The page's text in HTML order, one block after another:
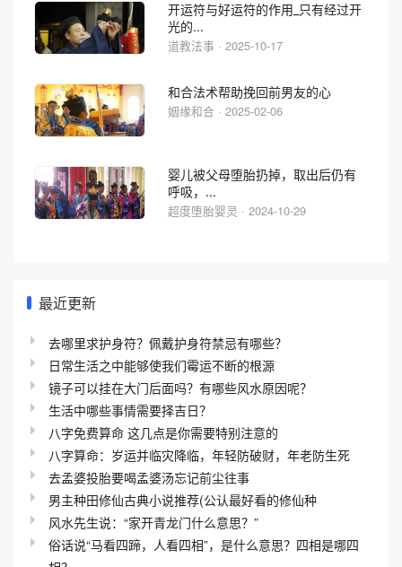
开运符与好运符的作用_只有经过开
光的...
道教法事 · 2025-10-17
和合法术帮助挽回前男友的心
姻缘和合 · 2025-02-06
婴儿被父母堕胎扔掉，取出后仍有
呼吸，...
超度堕胎婴灵 · 2024-10-29
最近更新
去哪里求护身符？佩戴护身符禁忌有哪些？
日常生活之中能够使我们霉运不断的根源
镜子可以挂在大门后面吗？有哪些风水原因呢？
生活中哪些事情需要择吉日？
八字免费算命 这几点是你需要特别注意的
八字算命：岁运并临灾降临，年轻防破财，年老防生死
去孟婆投胎要喝孟婆汤忘记前尘往事
男主种田修仙古典小说推荐(公认最好看的修仙种
风水先生说：“家开青龙门什么意思？”
俗话说“马看四蹄，人看四相”，是什么意思？四相是哪四